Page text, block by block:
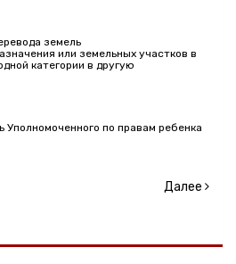
земель
или земельных участков в
категории в другую
Уполномоченного по правам ребенка
Далее